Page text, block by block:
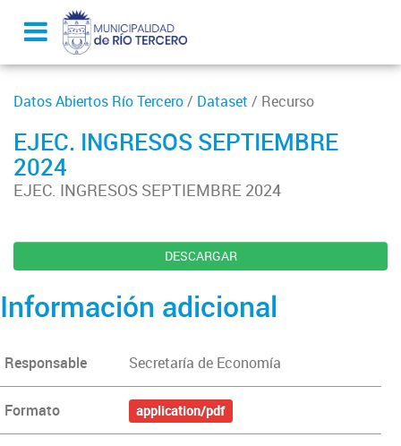
Datos Abiertos Río Tercero/ Dataset / Recurso
EJEC. INGRESOS SEPTIEMBRE
2024
EJEC. INGRESOS SEPTIEMBRE 2024
DESCARGAR
Información adicional
Responsable Secretaría de Economía
Formato application/pdf